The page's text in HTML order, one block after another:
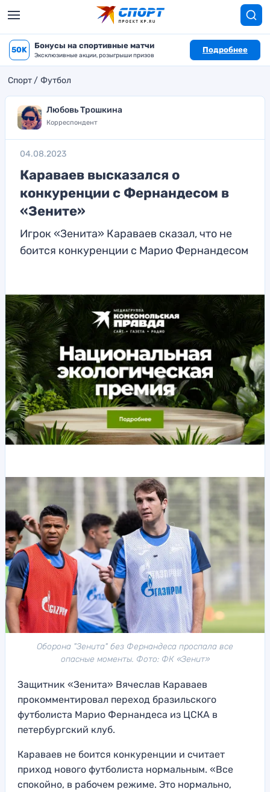
50K Бонусы на спортивные матчи
Эксклюзивные акции, розыгрыши призов
Подробнее
Спорт Футбол
Любовь Трошкина
Корреспондент
04.08.2023
Караваев высказался о
конкуренции с Фернандесом в
«Зените»
Игрок «Зенита» Караваев сказал, что не
боится конкуренции с Марио Фернандесом
Оборона "Зенита" без Фернандеса проспала все
опасные моменты. Фото: ФК «Зенит»
Защитник «Зенита» Вячеслав Караваев
прокомментировал переход бразильского
футболиста Марио Фернандеса из ЦСКА в
петербургский клуб.
Караваев не боится конкуренции и считает
приход нового футболиста нормальным. «Все
спокойно, в рабочем режиме. Это нормально,